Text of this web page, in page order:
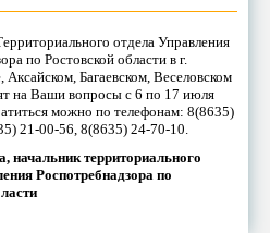
отдела Управления
по Ростовской области в г.
Аксайском, Багаевском, Веселовском
на Ваши вопросы с 6 по 17 июля
можно по телефонам: 8(8635)
21-00-56, 8(8635) 24-70-10.
начальник территориального
Роспотребнадзора по